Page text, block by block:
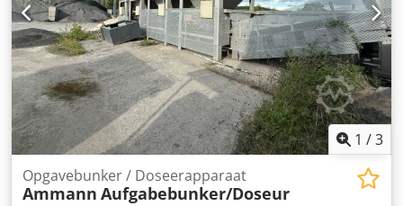
1 /3
Opgavebunker / Doseerapparaat
Ammann Aufgabebunker/Doseur